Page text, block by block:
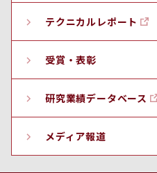
テクニカルレポート
受賞・表彰
研究業績データベース
メディア報道